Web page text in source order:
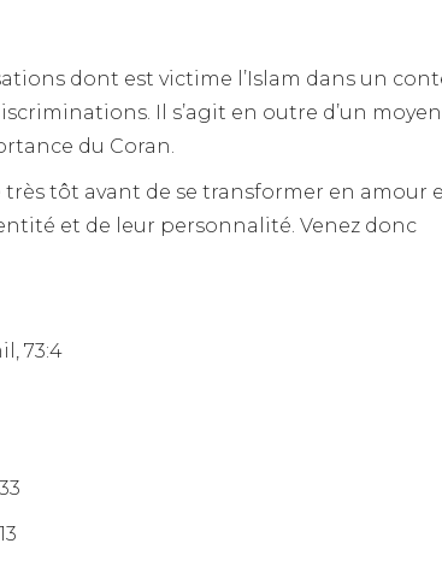
dont est victime l’Islam dans un
Il s’agit en outre d’un moyen
du Coran.
tôt avant de se transformer en amour
et de leur personnalité. Venez donc
73:4